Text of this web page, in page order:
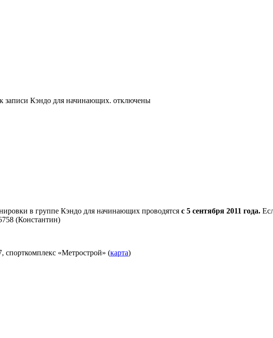
к записи Кэндо для начинающих. отключены
в группе Кэндо для начинающих проводятся с 5 сентября 2011 года.
(Константин)
спорткомплекс «Метрострой» (карта)